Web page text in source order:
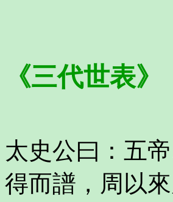
《三代世表》
太史公曰：五
得而譜，周以